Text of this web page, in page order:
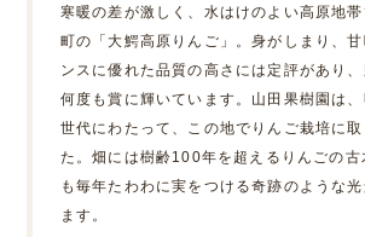
寒暖の差が激しく、水はけのよい高原地
町の「大鰐高原りんご」。身がしまり、
ンスに優れた品質の高さには定評があり
何度も賞に輝いています。山田果樹園は
世代にわたって、この地でりんご栽培に
た。畑には樹齢100年を超えるりんごの古
も毎年たわわに実をつける奇跡のような
ます。